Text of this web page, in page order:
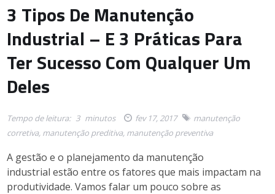
3 Tipos De Manutenção
Industrial – E 3 Práticas Para
Ter Sucesso Com Qualquer Um
Deles
Tempo de leitura: 3 minutos fev 17, 2017
manutenção
corretiva, manutenção preditiva, manutenção preventiva
A gestão e o planejamento da manutenção
industrial estão entre os fatores que mais impactam na
produtividade. Vamos falar um pouco sobre as